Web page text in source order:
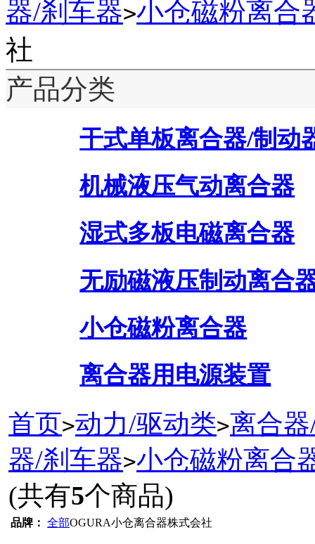
器/刹车器>小仓磁粉离合
社
产品分类
干式单板离合器/制动
机械液压气动离合器
湿式多板电磁离合器
无励磁液压制动离合
小仓磁粉离合器
离合器用电源装置
首页>动力/驱动类>离合
器/刹车器>小仓磁粉离合
(共有5个商品)
品牌： 全部OGURA小仓离合器株式会社